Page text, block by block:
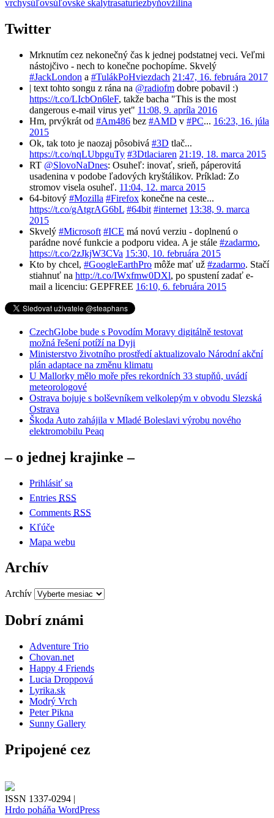
vrchysúľovsúľovské skalytrasaturiezbyňovžilina
Twitter
Mrknutím cez nekonečný čas k jednej podstatnej veci. Veľmi
nástojčivo - nech to konečne pochopíme. Skvelý
#JackLondon a #TulákPoHviezdach 21:47, 16. februára 2017
| text tohto songu z rána na @radiofm dobre pobavil :)
https://t.co/LIcbOn6leF, takže bacha "This is the most
dangerous e-mail virus yet" 11:08, 9. apríla 2016
Hm, prvýkrát od #Am486 bez #AMD v #PC... 16:23, 16. júla
2015
Ok, tak toto je naozaj pôsobivá #3D tlač...
https://t.co/nqLUbpguTy #3Dtlaciaren 21:19, 18. marca 2015
RT @SlovoNaDnes: Osuheľ: inovať, srieň, páperovitá
usadenina v podobe ľadových kryštálikov. Príklad: Zo
stromov visela osuheľ. 11:04, 12. marca 2015
64-bitový #Mozilla #Firefox konečne na ceste...
https://t.co/gAtgrAG6bL #64bit #internet 13:38, 9. marca
2015
Skvelý #Microsoft #ICE má novú verziu - doplnenú o
parádne nové funkcie a podporu videa. A je stále #zadarmo,
https://t.co/2zJkjW3CVa 15:30, 10. februára 2015
Kto by chcel, #GoogleEarthPro môže mať už #zadarmo. Stačí
stiahnuť na http://t.co/IWxfmw0DXl, po spustení zadať e-
mail a licenciu: GEPFREE 16:10, 6. februára 2015
CzechGlobe bude s Povodím Moravy digitálně testovat
možná řešení potíží na Dyji
Ministerstvo životního prostředí aktualizovalo Národní akční
plán adaptace na změnu klimatu
U Mallorky mělo moře přes rekordních 33 stupňů, uvádí
meteorologové
Ostrava bojuje s bolševníkem velkolepým v obvodu Slezská
Ostrava
Škoda Auto zahájila v Mladé Boleslavi výrobu nového
elektromobilu Peaq
– o jednej krajinke –
Prihlásiť sa
Entries RSS
Comments RSS
Kľúče
Mapa webu
Archív
Archív
Dobrí známi
Adventure Trio
Chovan.net
Happy 4 Friends
Lucia Droppová
Lyrika.sk
Modrý Vrch
Peter Pikna
Sunny Gallery
Pripojené cez
ISSN 1337-0294 |
Hrdo poháňa WordPress